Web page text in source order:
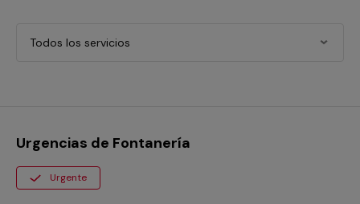
Todos los servicios
Urgencias de Fontanería
Urgente